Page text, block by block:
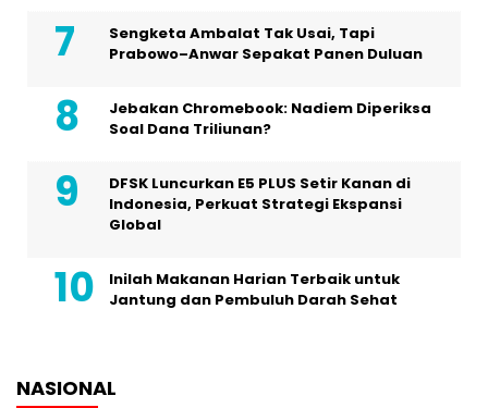
Sengketa Ambalat Tak Usai, Tapi
Prabowo–Anwar Sepakat Panen Duluan
Jebakan Chromebook: Nadiem Diperiksa
Soal Dana Triliunan?
DFSK Luncurkan E5 PLUS Setir Kanan di
Indonesia, Perkuat Strategi Ekspansi
Global
Inilah Makanan Harian Terbaik untuk
Jantung dan Pembuluh Darah Sehat
NASIONAL